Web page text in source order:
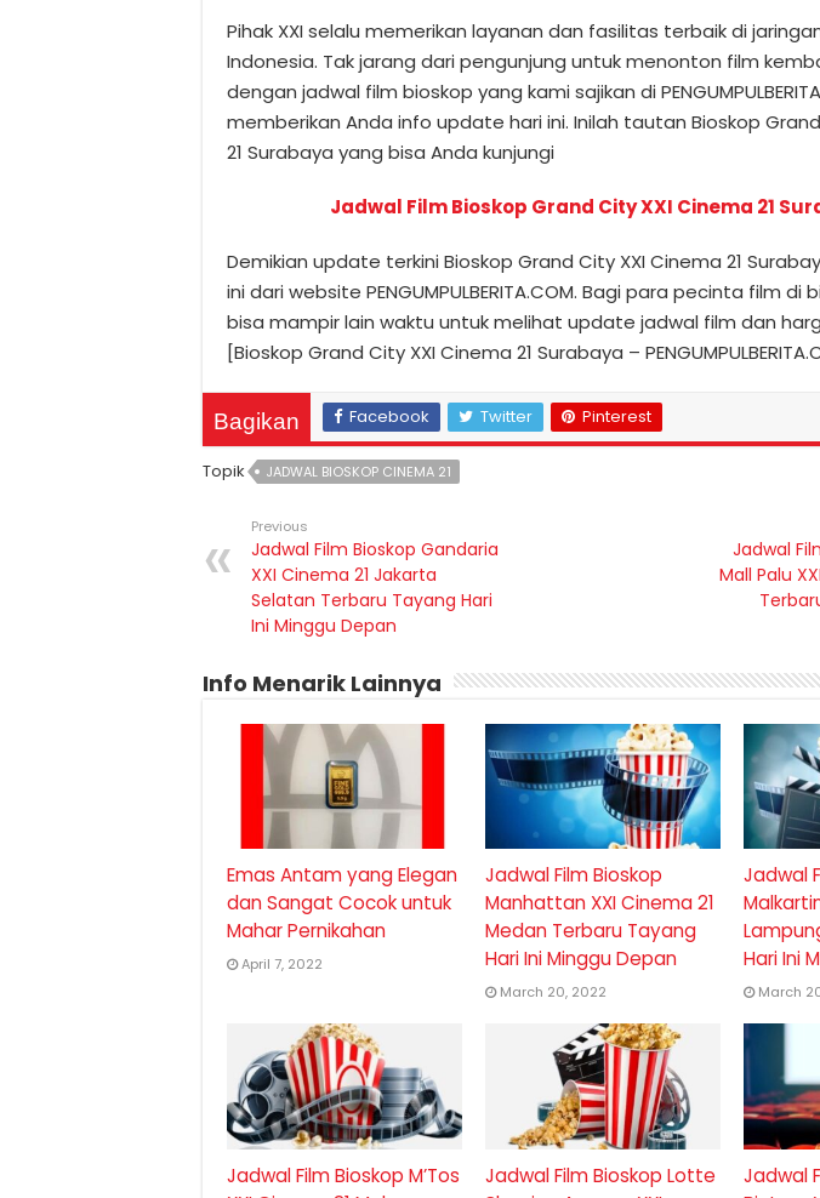
Pihak XXI selalu memerikan layanan dan fasilitas terbaik di
Indonesia. Tak jarang dari pengunjung untuk menonton film
dengan jadwal film bioskop yang kami sajikan di
memberikan Anda info update hari ini. Inilah tautan Bioskop
21 Surabaya yang bisa Anda kunjungi
Jadwal Film Bioskop Grand City XXI Cinema 21
Demikian update terkini Bioskop Grand City XXI Cinema 21
ini dari website PENGUMPULBERITA.COM. Bagi para pecinta film di
bisa mampir lain waktu untuk melihat update jadwal film dan
[Bioskop Grand City XXI Cinema 21 Surabaya –
Bagikan Facebook Twitter Pinterest
Topik JADWAL BIOSKOP CINEMA 21
Previous
Jadwal Film Bioskop Gandaria
XXI Cinema 21 Jakarta
Selatan Terbaru Tayang Hari
Ini Minggu Depan
Jadwal
Mall Palu
Info Menarik Lainnya
Emas Antam yang Elegan
dan Sangat Cocok untuk
Mahar Pernikahan
April 7, 2022
Jadwal Film Bioskop
Manhattan XXI Cinema 21
Medan Terbaru Tayang
Hari Ini Minggu Depan
March 20, 2022
Jadwal
Hari Ini
March
Jadwal Film Bioskop M’Tos
Jadwal Film Bioskop Lotte
Jadwal